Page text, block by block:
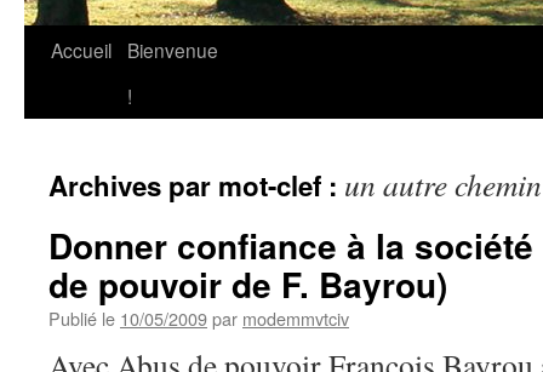
Aller
Accueil
Bienvenue
!
Archives par mot-clef : un autre chemin
Donner confiance à la société
de pouvoir de F. Bayrou)
Publié le 10/05/2009par modemmvtciv